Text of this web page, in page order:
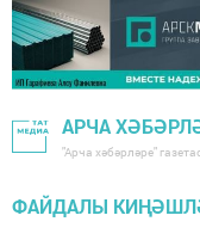
АРЧА
"Арча хәбәрләре"
ФАЙДАЛЫ